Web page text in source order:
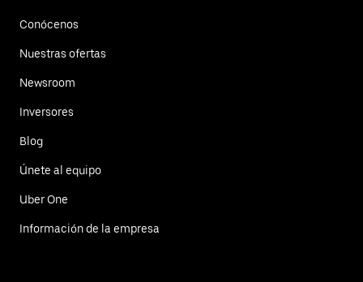
Conócenos
Nuestras ofertas
Newsroom
Inversores
Blog
Únete al equipo
Uber One
Información de la empresa